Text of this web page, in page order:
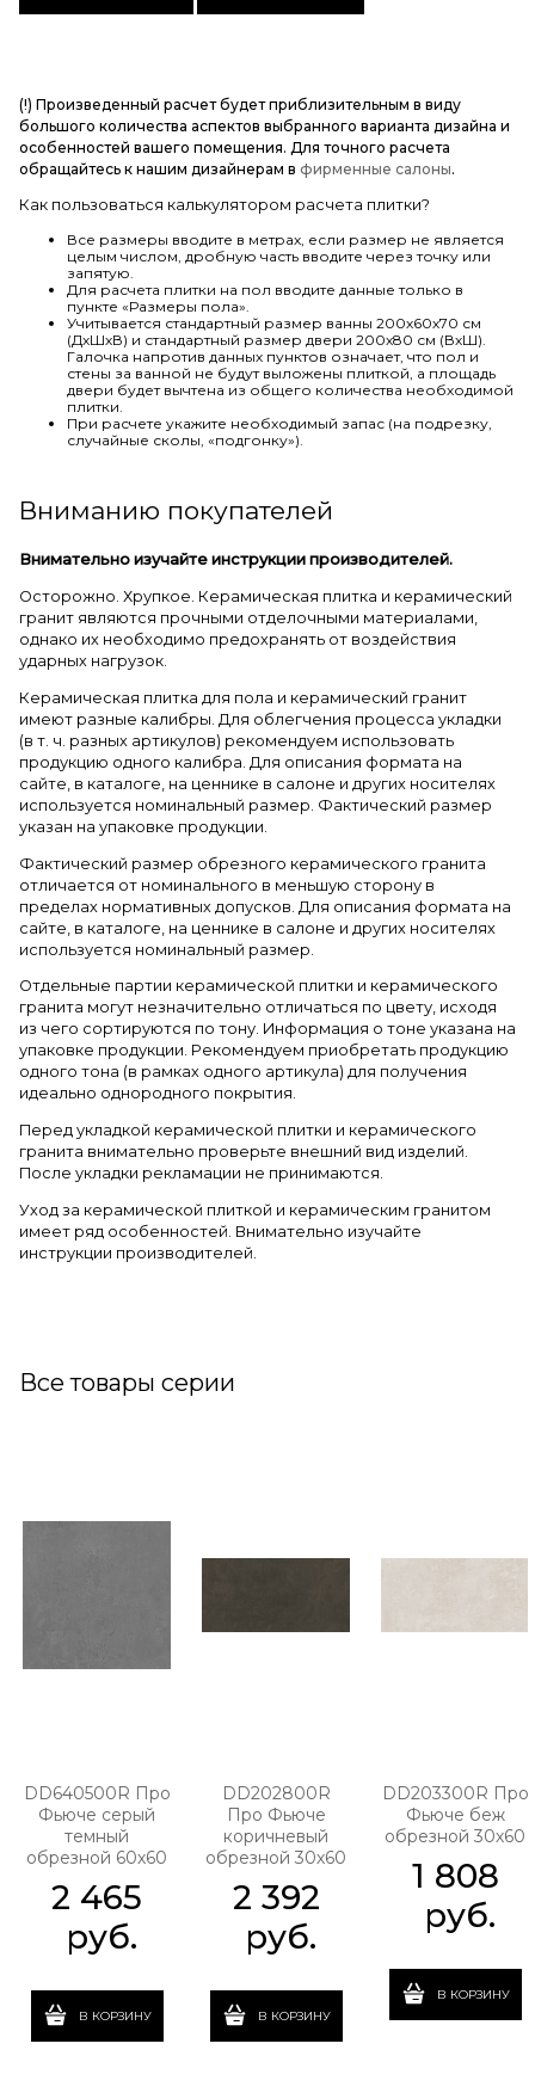
(!) Произведенный расчет будет приблизительным в виду
большого количества аспектов выбранного варианта дизайна и
особенностей вашего помещения. Для точного расчета
обращайтесь к нашим дизайнерам в фирменные салоны.
Как пользоваться калькулятором расчета плитки?
Все размеры вводите в метрах, если размер не является
целым числом, дробную часть вводите через точку или
запятую.
Для расчета плитки на пол вводите данные только в
пункте «Размеры пола».
Учитывается стандартный размер ванны 200х60х70 см
(ДхШхВ) и стандартный размер двери 200х80 см (ВхШ).
Галочка напротив данных пунктов означает, что пол и
стены за ванной не будут выложены плиткой, а площадь
двери будет вычтена из общего количества необходимой
плитки.
При расчете укажите необходимый запас (на подрезку,
случайные сколы, «подгонку»).
Вниманию покупателей
Внимательно изучайте инструкции производителей.
Осторожно. Хрупкое. Керамическая плитка и керамический
гранит являются прочными отделочными материалами,
однако их необходимо предохранять от воздействия
ударных нагрузок.
Керамическая плитка для пола и керамический гранит
имеют разные калибры. Для облегчения процесса укладки
(в т. ч. разных артикулов) рекомендуем использовать
продукцию одного калибра. Для описания формата на
сайте, в каталоге, на ценнике в салоне и других носителях
используется номинальный размер. Фактический размер
указан на упаковке продукции.
Фактический размер обрезного керамического гранита
отличается от номинального в меньшую сторону в
пределах нормативных допусков. Для описания формата на
сайте, в каталоге, на ценнике в салоне и других носителях
используется номинальный размер.
Отдельные партии керамической плитки и керамического
гранита могут незначительно отличаться по цвету, исходя
из чего сортируются по тону. Информация о тоне указана на
упаковке продукции. Рекомендуем приобретать продукцию
одного тона (в рамках одного артикула) для получения
идеально однородного покрытия.
Перед укладкой керамической плитки и керамического
гранита внимательно проверьте внешний вид изделий.
После укладки рекламации не принимаются.
Уход за керамической плиткой и керамическим гранитом
имеет ряд особенностей. Внимательно изучайте
инструкции производителей.
Все товары серии
DD640500R Про
Фьюче серый
темный
обрезной 60х60
2 465
руб.
В КОРЗИНУ
DD202800R
Про Фьюче
коричневый
обрезной 30х60
2 392
руб.
В КОРЗИНУ
DD203300R Про
Фьюче беж
обрезной 30х60
1 808
руб.
В КОРЗИНУ